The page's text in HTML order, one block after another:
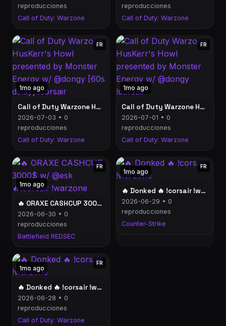
reproducciones
Call of Duty: Warzone
reproducciones
Call of Duty: Warzone
1mo ago
FR
Call of Duty Warzone HusKerr's Howl presented by Monster Energy w/ @dongy [60s delay] !corsair
2026-07-03 • 0
reproducciones
Call of Duty: Warzone
1mo ago
FR
Call of Duty Warzone HusKerr's Howl presented by Monster Energy w/ @dongy !corsair
2026-07-01 • 0
reproducciones
Call of Duty: Warzone
1mo ago
FR
🔥 ORAXE CASHCUP 3000$ w/ @esk 🔥!corsair !warzone
2026-06-30 • 0
reproducciones
Battlefield REDSEC
1mo ago
FR
🔥 Donked 🔥 !corsair !warzone
2026-06-29 • 0
reproducciones
Counter-Strike
1mo ago
FR
🔥 Donked 🔥 !corsair !warzone
2026-06-28 • 0
reproducciones
Call of Duty: Warzone